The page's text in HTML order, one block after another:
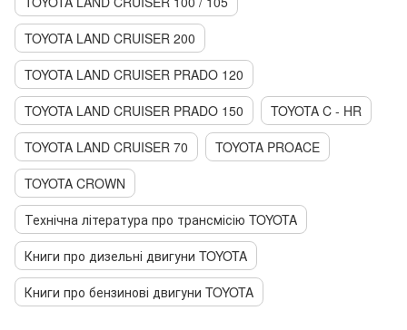
TOYOTA LAND CRUISER 200
TOYOTA LAND CRUISER PRADO 120
TOYOTA LAND CRUISER PRADO 150
TOYOTA C - HR
TOYOTA LAND CRUISER 70
TOYOTA PROACE
TOYOTA CROWN
Технічна література про трансмісію TOYOTA
Книги про дизельні двигуни TOYOTA
Книги про бензинові двигуни TOYOTA